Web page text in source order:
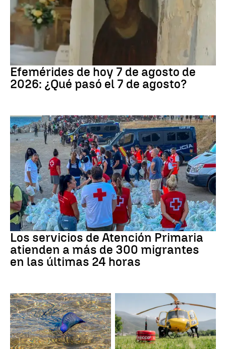
Efemérides de hoy 7 de agosto de
2026: ¿Qué pasó el 7 de agosto?
Crisis migratoria
Los servicios de Atención Primaria
atienden a más de 300 migrantes
en las últimas 24 horas
PAÍS VASCO Cataluña